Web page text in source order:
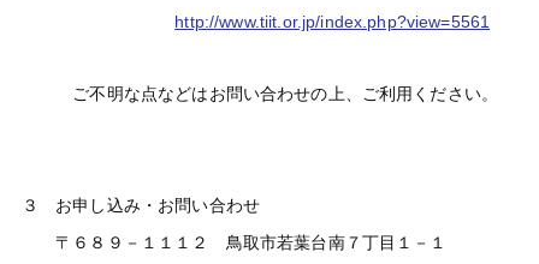
http://www.tiit.or.jp/index.php?view=5561
ご不明な点などはお問い合わせの上、ご利用ください。
３ お申し込み・お問い合わせ
〒６８９－１１１２ 鳥取市若葉台南７丁目１－１